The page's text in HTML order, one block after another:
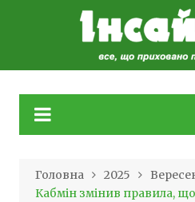
Головна 2025
Кабмін змінив правила,